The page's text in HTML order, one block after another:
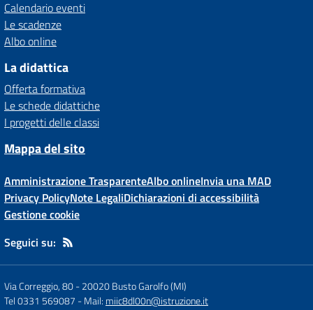
Calendario eventi
Le scadenze
Albo online
La didattica
Offerta formativa
Le schede didattiche
I progetti delle classi
Mappa del sito
Amministrazione TrasparenteAlbo onlineInvia una MAD
Privacy PolicyNote LegaliDichiarazioni di accessibilità
Gestione cookie
Seguici su:
Via Correggio, 80-20020 Busto Garolfo (MI)
Tel 0331 569087 - Mail: miic8dl00n@istruzione.it